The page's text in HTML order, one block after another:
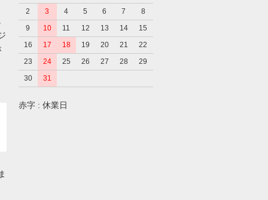
2
3 4 5 6 7
8
9
10 11 12 13 14
15
16
17 18 19 20 21
22
23
24 25 26 27 28
29
30
31
赤字 : 休業日